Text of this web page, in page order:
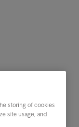
storing of cookies
site usage, and